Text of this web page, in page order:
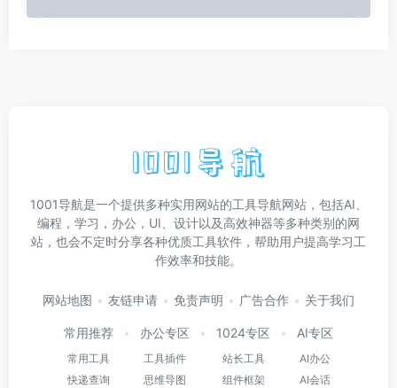
1001导航是一个提供多种实用网站的工具导航网站，包括AI、
编程，学习，办公，UI、设计以及高效神器等多种类别的网
站，也会不定时分享各种优质工具软件，帮助用户提高学习工
作效率和技能。
网站地图 友链申请 免责声明 广告合作 关于我们
常用推荐
常用工具
快递查询
办公专区
工具插件
思维导图
1024专区
站长工具
组件框架
AI专区
AI办公
AI会话